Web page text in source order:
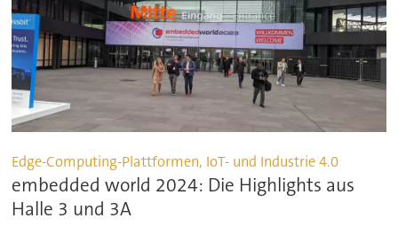
Edge-Computing-Plattformen, IoT- und Industrie 4.0
embedded world 2024: Die Highlights aus
Halle 3 und 3A